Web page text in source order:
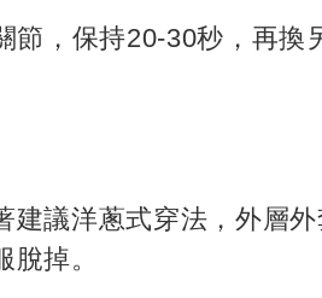
，保持20-30秒，再換
建議洋蔥式穿法，外層
掉。